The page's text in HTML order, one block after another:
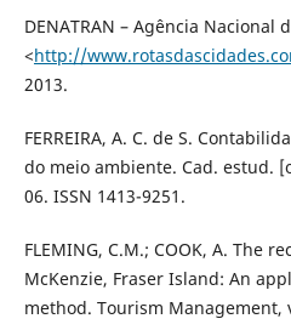
DENATRAN – Agência Nacional
<http://
2013.
FERREIRA, A. C. de S.
do meio ambiente. Cad. estud.
06. ISSN 1413-9251.
FLEMING, C.M.; COOK, A. The
McKenzie, Fraser Island: An
method. Tourism Management,